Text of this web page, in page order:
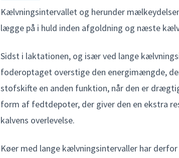
Kælvningsintervallet og herunder
lægge på i huld inden afgoldning og næste
Sidst i laktationen, og især ved lange
foderoptaget overstige den energimængde,
stofskifte en anden funktion, når den er
form af fedtdepoter, der giver den en ekstra
kalvens overlevelse.
Køer med lange kælvningsintervaller har